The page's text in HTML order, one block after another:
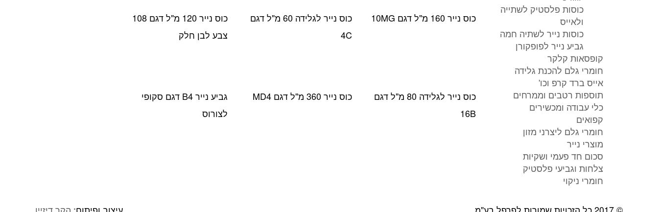
כוסות פלסטיק לשתייה
ולאייס
כוסות נייר לשתיה חמה
גביע נייר לפופקורן
קופסאות קלקר
חומרי גלם להכנת גלידה
אייס ברד קרפ וכו'
תוספות רטבים וממרחים
כלי עבודה ומכשירים
קפואים
חומרי גלם ליצרני מזון
מוצרי נייר
סכום חד פעמי ושקיות
צלחות וגביעי פלסטיק
חומרי ניקוי
כוס נייר 160 מ"ל דגם 10MG
כוס נייר לגלידה 60 מ"ל דגם
4C
כוס נייר 120 מ"ל דגם 108
צבע לבן חלק
כוס נייר לגלידה 80 מ"ל דגם
16B
כוס נייר 360 מ"ל דגם MD4
גביע נייר B4 דגם סקופי
לצורוס
© 2017 כל הזכויות שמורות לפרפל בע"מ עיצוב ופיתוח: הקר דיזיין